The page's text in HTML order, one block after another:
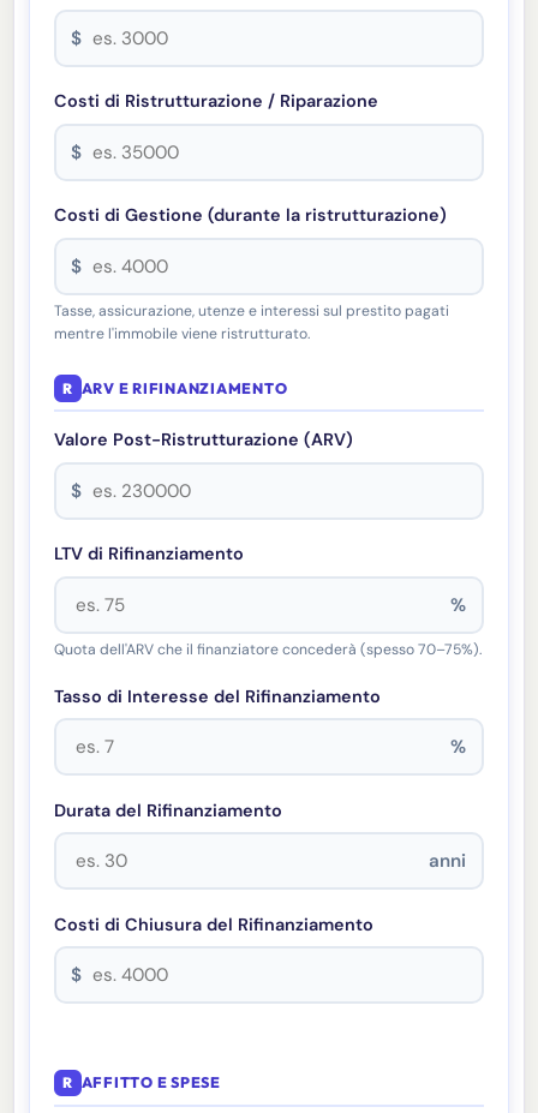
$
Costi di Ristrutturazione / Riparazione
$
Costi di Gestione (durante la ristrutturazione)
$
Tasse, assicurazione, utenze e interessi sul prestito pagati
mentre l'immobile viene ristrutturato.
R ARV E RIFINANZIAMENTO
Valore Post-Ristrutturazione (ARV)
$
LTV di Rifinanziamento
%
Quota dell'ARV che il finanziatore concederà (spesso 70–75%).
Tasso di Interesse del Rifinanziamento
%
Durata del Rifinanziamento
anni
Costi di Chiusura del Rifinanziamento
$
R AFFITTO E SPESE